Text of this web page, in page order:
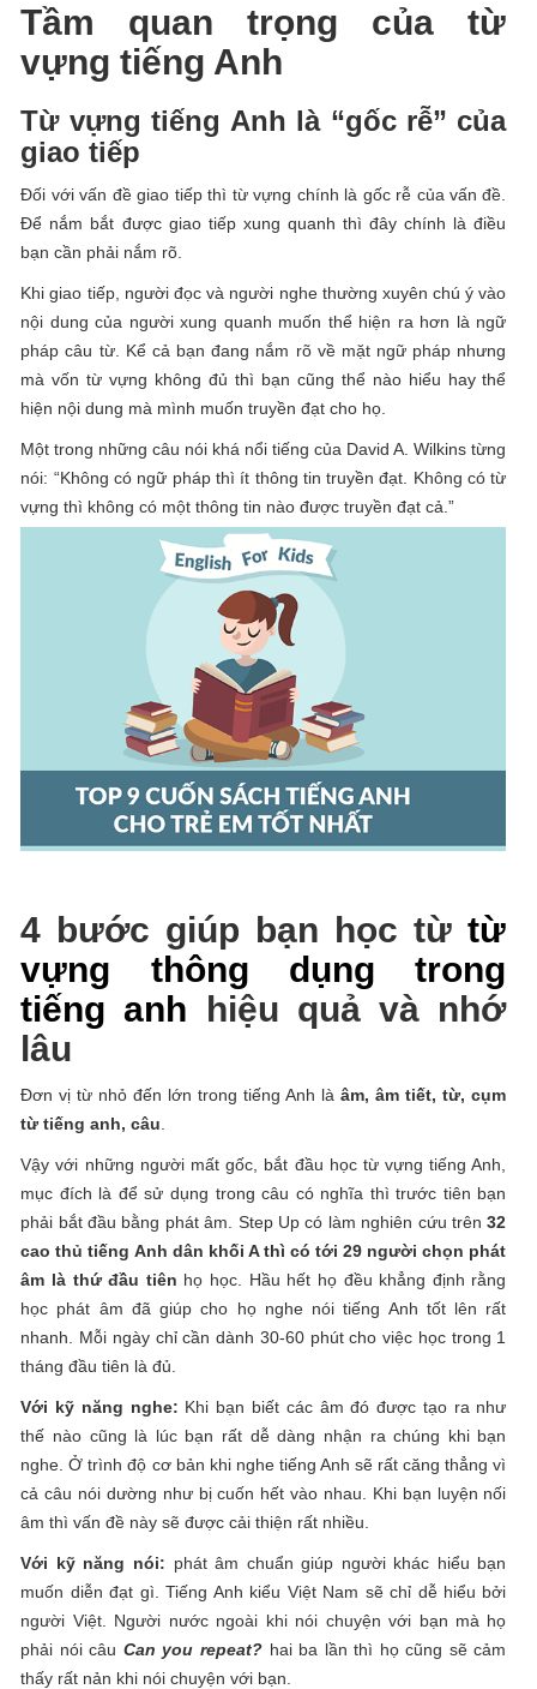
Tầm quan trọng của từ
vựng tiếng Anh
Từ vựng tiếng Anh là “gốc rễ” của
giao tiếp
Đối với vấn đề giao tiếp thì từ vựng chính là gốc rễ của vấn đề.
Để nắm bắt được giao tiếp xung quanh thì đây chính là điều
bạn cần phải nắm rõ.
Khi giao tiếp, người đọc và người nghe thường xuyên chú ý vào
nội dung của người xung quanh muốn thể hiện ra hơn là ngữ
pháp câu từ. Kể cả bạn đang nắm rõ về mặt ngữ pháp nhưng
mà vốn từ vựng không đủ thì bạn cũng thể nào hiểu hay thể
hiện nội dung mà mình muốn truyền đạt cho họ.
Một trong những câu nói khá nổi tiếng của David A. Wilkins từng
nói: “Không có ngữ pháp thì ít thông tin truyền đạt. Không có từ
vựng thì không có một thông tin nào được truyền đạt cả.”
4 bước giúp bạn học từtừ
vựng thông dụng trong
tiếng anh hiệu quả và nhớ
lâu
Đơn vị từ nhỏ đến lớn trong tiếng Anh làâm, âm tiết, từ, cụm
từ tiếng anh, câu
Vậy với những người mất gốc, bắt đầu học từ vựng tiếng Anh,
mục đích là để sử dụng trong câu có nghĩa thì trước tiên bạn
phải bắt đầu bằng phát âm. Step Up có làm nghiên cứu trên32
cao thủ tiếng Anh dân khối A thì có tới 29 người chọn phát
âm là thứ đầu tiên họ học. Hầu hết họ đều khẳng định rằng
học phát âm đã giúp cho họ nghe nói tiếng Anh tốt lên rất
nhanh. Mỗi ngày chỉ cần dành 30-60 phút cho việc học trong 1
tháng đầu tiên là đủ.
Với kỹ năng nghe: Khi bạn biết các âm đó được tạo ra như
thế nào cũng là lúc bạn rất dễ dàng nhận ra chúng khi bạn
nghe. Ở trình độ cơ bản khi nghe tiếng Anh sẽ rất căng thẳng vì
cả câu nói dường như bị cuốn hết vào nhau. Khi bạn luyện nối
âm thì vấn đề này sẽ được cải thiện rất nhiều.
Với kỹ năng nói: phát âm chuẩn giúp người khác hiểu bạn
muốn diễn đạt gì. Tiếng Anh kiểu Việt Nam sẽ chỉ dễ hiểu bởi
người Việt. Người nước ngoài khi nói chuyện với bạn mà họ
phải nói câu Can you repeat? hai ba lần thì họ cũng sẽ cảm
thấy rất nản khi nói chuyện với bạn.